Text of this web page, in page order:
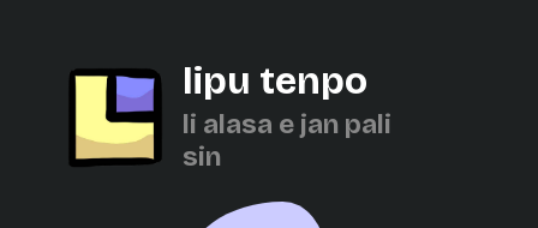
lipu tenpo
li alasa e jan pali
sin